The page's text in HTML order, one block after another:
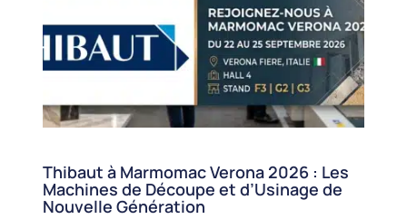
Thibaut à Marmomac Verona 2026 : Les
Machines de Découpe et d’Usinage de
Nouvelle Génération